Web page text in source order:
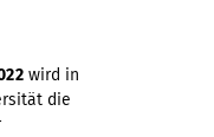
wird in
die